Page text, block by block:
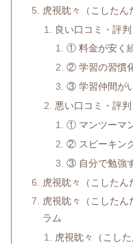
虎視眈々（こしたん
良い口コミ・評判
① 料金が安く
② 学習の習慣
③ 学習仲間が
悪い口コミ・評判
① マンツーマ
② スピーキン
③ 自分で勉強
虎視眈々（こしたん
虎視眈々（こしたん
ラム
虎視眈々（こし